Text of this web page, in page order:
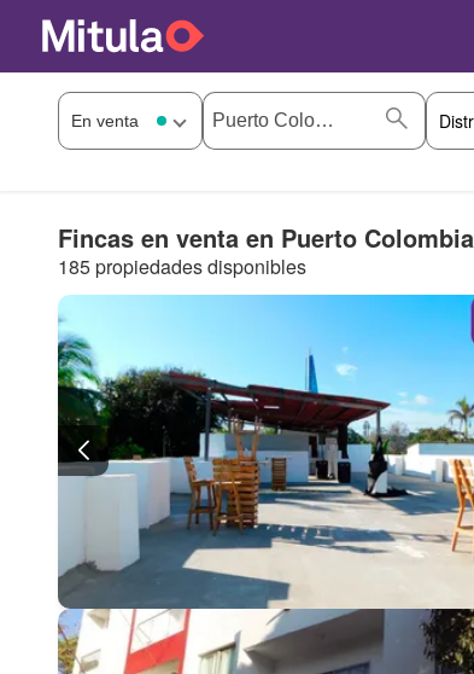
Fincas en venta en Puerto Colombia
185 propiedades disponibles